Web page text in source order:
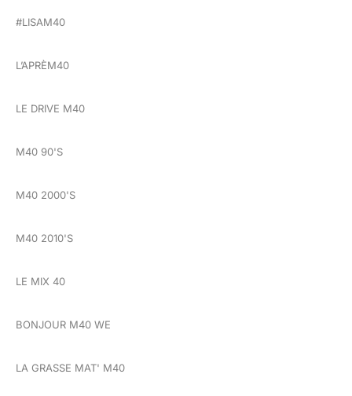
#LISAM40
L’APRÈM40
LE DRIVE M40
M40 90'S
M40 2000'S
M40 2010'S
LE MIX 40
BONJOUR M40 WE
LA GRASSE MAT' M40